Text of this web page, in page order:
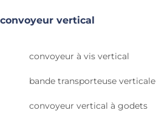
convoyeur vertical
convoyeur à vis vertical
bande transporteuse verticale
convoyeur vertical à godets